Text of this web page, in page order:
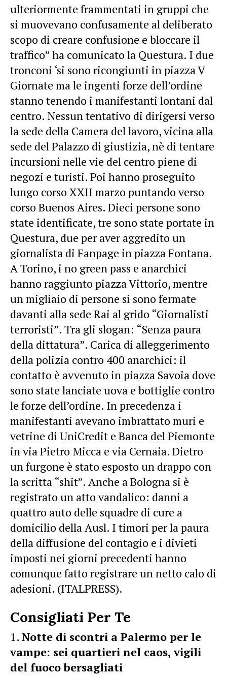
ulteriormente frammentati in gruppi che
si muovevano confusamente al deliberato
scopo di creare confusione e bloccare il
traffico” ha comunicato la Questura. I due
tronconi ‘si sono ricongiunti in piazza V
Giornate ma le ingenti forze dell’ordine
stanno tenendo i manifestanti lontani dal
centro. Nessun tentativo di dirigersi verso
la sede della Camera del lavoro, vicina alla
sede del Palazzo di giustizia, nè di tentare
incursioni nelle vie del centro piene di
negozi e turisti. Poi hanno proseguito
lungo corso XXII marzo puntando verso
corso Buenos Aires. Dieci persone sono
state identificate, tre sono state portate in
Questura, due per aver aggredito un
giornalista di Fanpage in piazza Fontana.
A Torino, i no green pass e anarchici
hanno raggiunto piazza Vittorio, mentre
un migliaio di persone si sono fermate
davanti alla sede Rai al grido “Giornalisti
terroristi”. Tra gli slogan: “Senza paura
della dittatura”. Carica di alleggerimento
della polizia contro 400 anarchici: il
contatto è avvenuto in piazza Savoia dove
sono state lanciate uova e bottiglie contro
le forze dell’ordine. In precedenza i
manifestanti avevano imbrattato muri e
vetrine di UniCredit e Banca del Piemonte
in via Pietro Micca e via Cernaia. Dietro
un furgone è stato esposto un drappo con
la scritta “shit”. Anche a Bologna si è
registrato un atto vandalico: danni a
quattro auto delle squadre di cure a
domicilio della Ausl. I timori per la paura
della diffusione del contagio e i divieti
imposti nei giorni precedenti hanno
comunque fatto registrare un netto calo di
adesioni. (ITALPRESS).
Consigliati Per Te
Notte di scontri a Palermo per le
vampe: sei quartieri nel caos, vigili
del fuoco bersagliati